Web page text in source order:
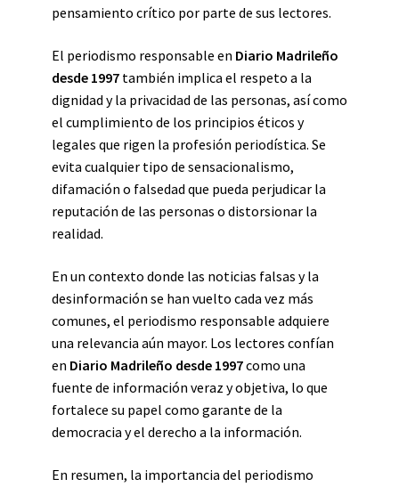
pensamiento crítico por parte de sus lectores.
El periodismo responsable en Diario Madrileño
desde 1997 también implica el respeto a la
dignidad y la privacidad de las personas, así como
el cumplimiento de los principios éticos y
legales que rigen la profesión periodística. Se
evita cualquier tipo de sensacionalismo,
difamación o falsedad que pueda perjudicar la
reputación de las personas o distorsionar la
realidad.
En un contexto donde las noticias falsas y la
desinformación se han vuelto cada vez más
comunes, el periodismo responsable adquiere
una relevancia aún mayor. Los lectores confían
en Diario Madrileño desde 1997como una
fuente de información veraz y objetiva, lo que
fortalece su papel como garante de la
democracia y el derecho a la información.
En resumen, la importancia del periodismo